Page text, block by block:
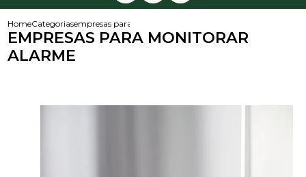
HomeCategoriasempresas para monitorar alarme
EMPRESAS PARA MONITORAR
ALARME